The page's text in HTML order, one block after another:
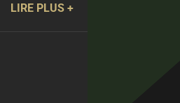
LIRE PLUS